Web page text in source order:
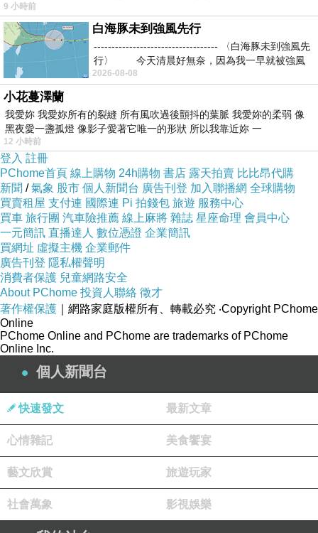
Kano遊客中心嘉義之森Jmori特色
「嘉義必遊景點之一」
串連百年嘉義公園、市立棒球場、滑草場等熱門觀
光景點，結合遊客中心、霜淇淋甜品飲料吧、伴手
禮展售的綜合休閒遊客中心。
「嘉義特色伴手禮專賣店、阿里山小火車系列伴手
禮、Kano系列紀念品」
交通_停車資訊
大眾運輸：公車_嘉義公園站，走路1分
鐘。
機車：附設免費停車場_嘉義市立棒球場
汽車：附設免費停車場_嘉義市立棒球場
停車場
交通指引_Kano遊客中心嘉義之森Jmori
到串連百年嘉義公園、市立棒球場、滑草場等嘉義
熱門觀光景點的Kano遊客中心嘉義之森Jmori吃下
午茶，可將機車、汽車停放在嘉義市立棒球場停車
9 小時前
白海豚未到強風先行
----------------------------------- 〈白海豚未到強風先
行〉 今天清晨好無奈，因為我一早就被強風
2026-08-08
小花蔓澤蘭
我愛妳 我愛妳所有的裂縫 所有風吹過後顫抖的葉脈 我愛妳的柔弱 像
黑夜愛一盞孤燈 像影子愛著它唯一的形狀 所以我靠近妳 一
12 小時前
登入 註冊
PChome首頁 線上購物 24h購物 書店 露天拍賣 比比昂代購
新聞 /氣象 股市 個人新聞台 廣告刊登 加入聯播網 全球購物
買賣租屋 支付連 國際連 Pi 拍錢包 旅遊 服務中心
買車 旅行團 汽車險推薦 線上麻將 雜誌 星座命理 會員中心
一元簡訊 直播達人 數位憑證 企業簡訊
買網址 虛擬主機 企業郵件
廣告刊登 隱私權聲明
消費者保護 兒童網路安全
About PChome 投資人聯絡 徵才
著作權保護 ｜網路家庭版權所有、轉載必究 ‧Copyright PChome
Online
PChome Online and PChome are trademarks of PChome
Online Inc.
個人新聞台
快速發文 最新文章
心情雜記 美食饗宴
藝文欣賞 旅遊玩家
社會萬象 影視娛樂